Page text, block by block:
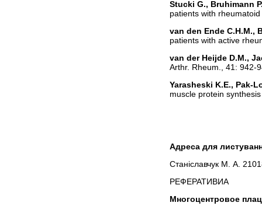
Stucki G., Bruhimann
patients with
van den Ende C.H.M.,
patients with active
van der Heijde D.M.,
Arthr. Rheum., 41: 942-
Yarasheski K.E., Pak-
muscle protein
Адреса для
Станіславчук М. А.
РЕФЕРАТИВИА
Многоцентровое